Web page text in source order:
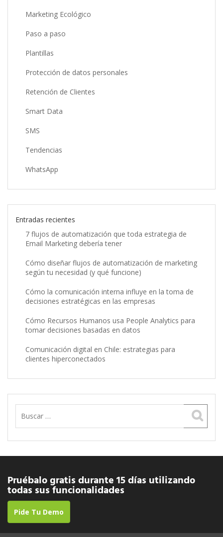
Marketing Ecológico
Paso a paso
Plantillas
Protección de datos personales
Retención de Clientes
Smart Data
SMS
Tendencias
WhatsApp
Entradas recientes
7 flujos de automatización que toda estrategia de
Email Marketing debería tener
Cómo diseñar flujos de automatización de marketing
según tu necesidad (y qué funcione)
Cómo la comunicación interna influye en la toma de
decisiones estratégicas en las empresas
Cómo Recursos Humanos usa People Analytics para
tomar decisiones basadas en datos
Comunicación digital en Chile: estrategias para
clientes hiperconectados
Pruébalo gratis durante 15 días utilizando
todas sus funcionalidades
Pide Tu Demo